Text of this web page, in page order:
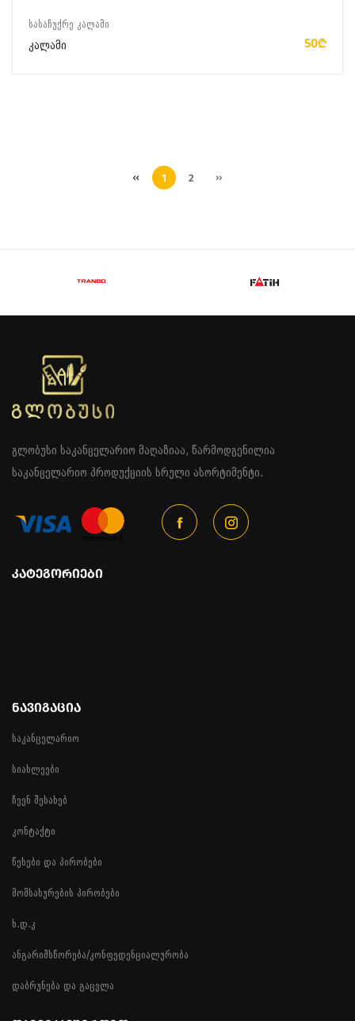
ᲡᲐᲡᲐᲩᲣᲥᲠᲔ ᲙᲐᲚᲐᲛᲘ
კალამი 50₾
1 2
გლობუსი საკანცელარიო მაღაზიაა, წარმოდგენილია
საკანცელარიო პროდუქციის სრული ასორტიმენტი.
ᲙᲐᲢᲔᲒᲝᲠᲘᲔᲑᲘ
ᲜᲐᲕᲘᲒᲐᲪᲘᲐ
საკანცელარიო
სიახლეები
ჩვენ შესახებ
კონტაქტი
წესები და პირობები
მომსახურების პირობები
ხ.დ.კ
ანგარიშსწორება/კონფედენციალურობა
დაბრუნება და გაცვლა